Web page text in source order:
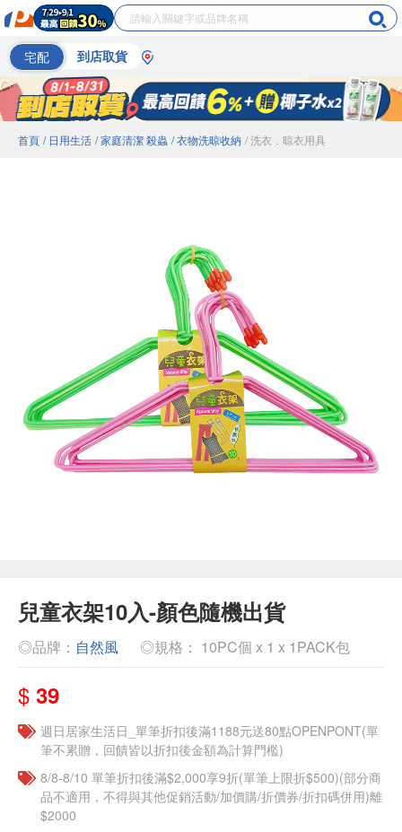
宅配 到店取貨
首頁 / 日用生活 / 家庭清潔 殺蟲 / 衣物洗晾收納 / 洗衣．晾衣用具
兒童衣架10入-顏色隨機出貨
◎品牌： 自然風 ◎規格： 10PC個 x 1 x 1PACK包
$ 39
週日居家生活日_單筆折扣後滿1188元送80點OPENPONT(單
筆不累贈，回饋皆以折扣後金額為計算門檻)
8/8-8/10 單筆折扣後滿$2,000享9折(單筆上限折$500)(部分商
品不適用，不得與其他促銷活動/加價購/折價券/折扣碼併用)離
$2000